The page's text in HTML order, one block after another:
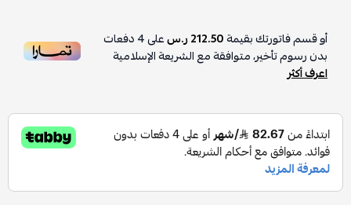
أو قسم فاتورتك بقيمة212.50 ر.س على4دفعات
بدون رسوم تأخير، متوافقة مع الشريعة الإسلامية
اعرف أكثر